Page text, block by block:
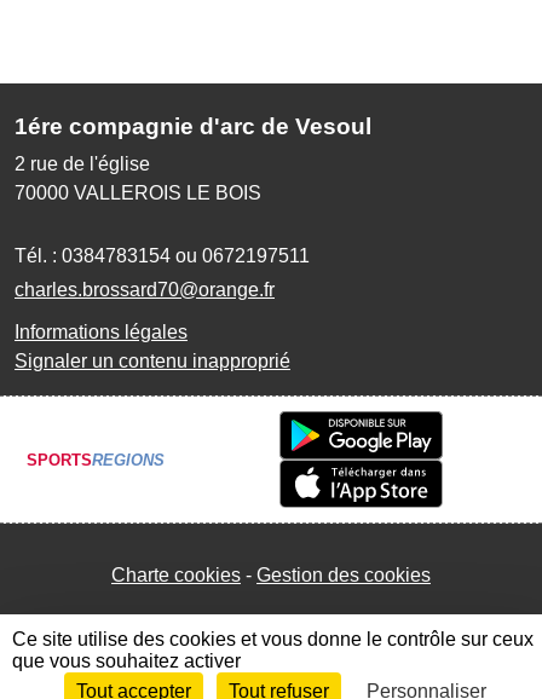
1ére compagnie d'arc de Vesoul
2 rue de l'église
70000 VALLEROIS LE BOIS
Tél. : 0384783154 ou 0672197511
charles.brossard70@orange.fr
Informations légales
Signaler un contenu inapproprié
SPORTSREGIONS
Charte cookies Gestion des cookies
Envie de participer ? Connexion
Ce site utilise des cookies et vous donne le contrôle sur ceux
que vous souhaitez activer
Tout accepter
Tout refuser Personnaliser